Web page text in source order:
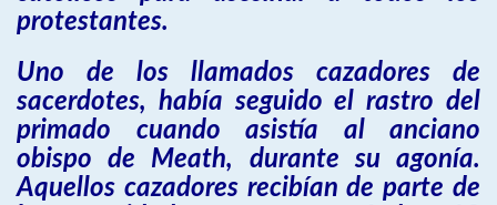
protestantes.
Uno de los llamados cazadores de
sacerdotes, había seguido el rastro del
primado cuando asistía al anciano
obispo de Meath, durante su agonía.
Aquellos cazadores recibían de parte de